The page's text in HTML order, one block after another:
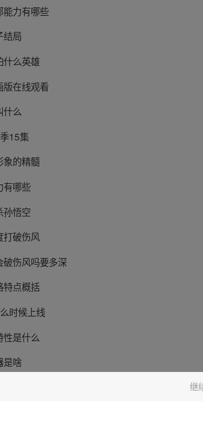
能力有哪些
结局
什么英雄
版在线观看
什么
15集
象的精髓
有哪些
孙悟空
打破伤风
伤风吗要多深
特点概括
时候上线
性是什么
是啥
继